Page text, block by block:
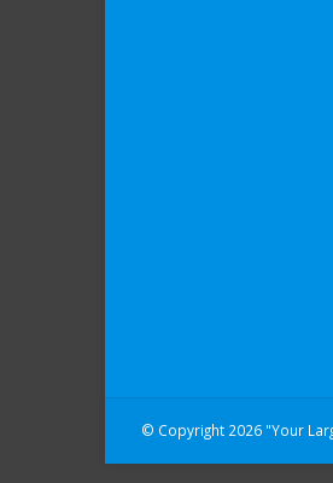
© Copyright 2026 "Your